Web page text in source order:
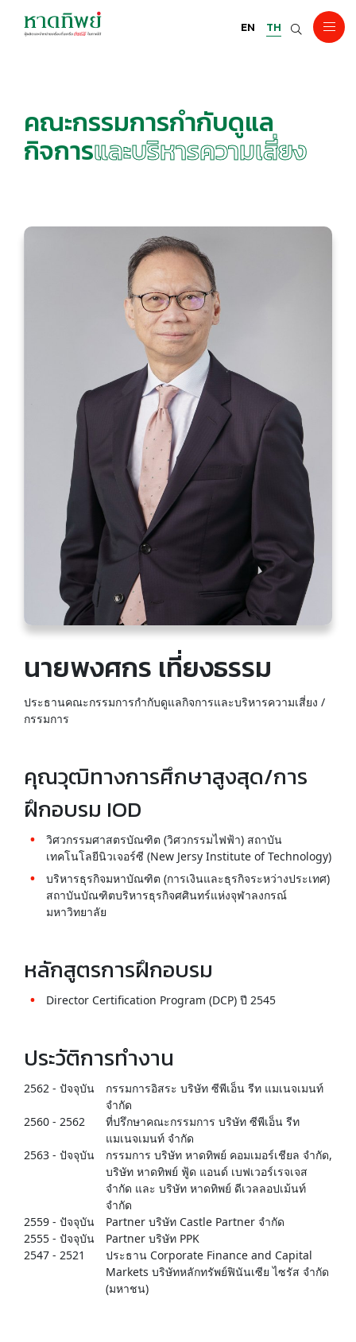
EN TH
คณะกรรมการกำกับดูแล
กิจการและบริหารความเสี่ยง
นายพงศกร เที่ยงธรรม
ประธานคณะกรรมการกำกับดูแลกิจการและบริหารความเสี่ยง /
กรรมการ
คุณวุฒิทางการศึกษาสูงสุด/การ
ฝึกอบรม IOD
วิศวกรรมศาสตรบัณฑิต (วิศวกรรมไฟฟ้า) สถาบัน
เทคโนโลยีนิวเจอร์ซี (New Jersy Institute of Technology)
บริหารธุรกิจมหาบัณฑิต (การเงินและธุรกิจระหว่างประเทศ)
สถาบันบัณฑิตบริหารธุรกิจศศินทร์แห่งจุฬาลงกรณ์
มหาวิทยาลัย
หลักสูตรการฝึกอบรม
Director Certification Program (DCP) ปี 2545
ประวัติการทำงาน
2562 - ปัจจุบัน
กรรมการอิสระ บริษัท ซีพีเอ็น รีท แมเนจเมนท์
จำกัด
2560 - 2562
ที่ปรึกษาคณะกรรมการ บริษัท ซีพีเอ็น รีท
แมเนจเมนท์ จำกัด
2563 - ปัจจุบัน
กรรมการ บริษัท หาดทิพย์ คอมเมอร์เชียล จำกัด,
บริษัท หาดทิพย์ ฟู้ด แอนด์ เบฟเวอร์เรจเจส
จำกัด และ บริษัท หาดทิพย์ ดีเวลลอปเม้นท์
จำกัด
2559 - ปัจจุบัน
Partner บริษัท Castle Partner จำกัด
2555 - ปัจจุบัน
Partner บริษัท PPK
2547 - 2521
ประธาน Corporate Finance and Capital
Markets บริษัทหลักทรัพย์ฟินันเซีย ไซรัส จำกัด
(มหาชน)